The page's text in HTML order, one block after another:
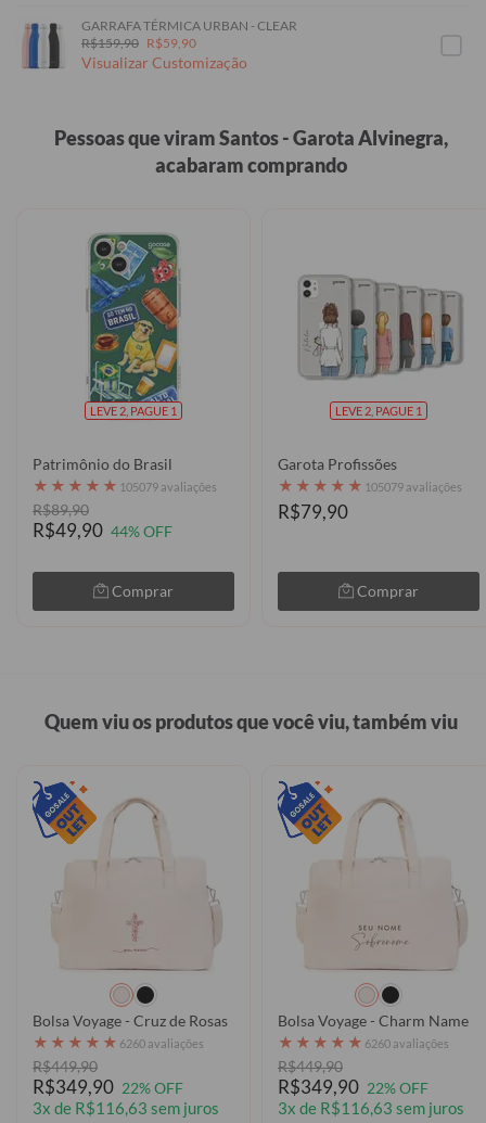
GARRAFA TÉRMICA URBAN - CLEAR
R$159,90 R$59,90
Visualizar Customização
Pessoas que viram Santos - Garota Alvinegra,
acabaram comprando
LEVE 2, PAGUE 1
Patrimônio do Brasil
★ ★ ★ ★ ★ 105079 avaliações
R$89,90
R$49,90 44% OFF
Comprar
LEVE 2, PAGUE 1
Garota Profissões
★ ★ ★ ★ ★ 105079 avaliações
R$79,90
Comprar
Quem viu os produtos que você viu, também viu
Bolsa Voyage - Cruz de Rosas
★ ★ ★ ★ ★ 6260 avaliações
R$449,90
R$349,90 22% OFF
3x de R$116,63 sem juros
Bolsa Voyage - Charm Name
★ ★ ★ ★ ★ 6260 avaliações
R$449,90
R$349,90 22% OFF
3x de R$116,63 sem juros